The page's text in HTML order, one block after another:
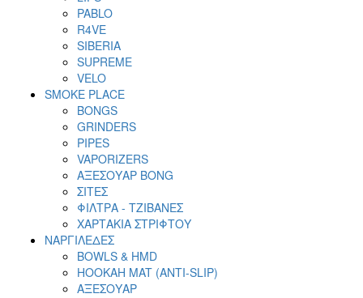
PABLO
R4VE
SIBERIA
SUPREME
VELO
SMOKE PLACE
BONGS
GRINDERS
PIPES
VAPORIZERS
ΑΞΕΣΟΥΑΡ BONG
ΣΙΤΕΣ
ΦΙΛΤΡΑ - ΤΖΙΒΑΝΕΣ
ΧΑΡΤΑΚΙΑ ΣΤΡΙΦΤΟΥ
ΝΑΡΓΙΛΕΔΕΣ
BOWLS & HMD
HOOKAH MAT (ANTI-SLIP)
ΑΞΕΣΟΥΑΡ